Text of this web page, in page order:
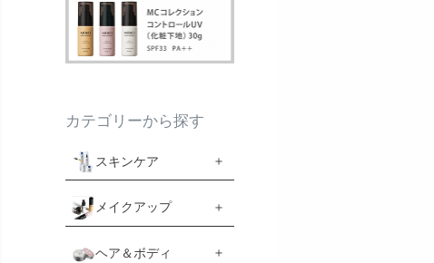
カテゴリーから探す
スキンケア
メイクアップ
ヘア＆ボディ